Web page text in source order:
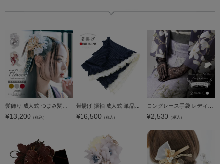
¥13,200 （税込） ¥16,500 （税込） ¥2,530 （税込）